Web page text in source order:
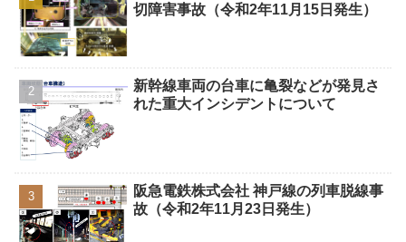
切障害事故（令和2年11月15日発生）
新幹線車両の台車に亀裂などが発見さ
れた重大インシデントについて
阪急電鉄株式会社 神戸線の列車脱線事
故（令和2年11月23日発生）